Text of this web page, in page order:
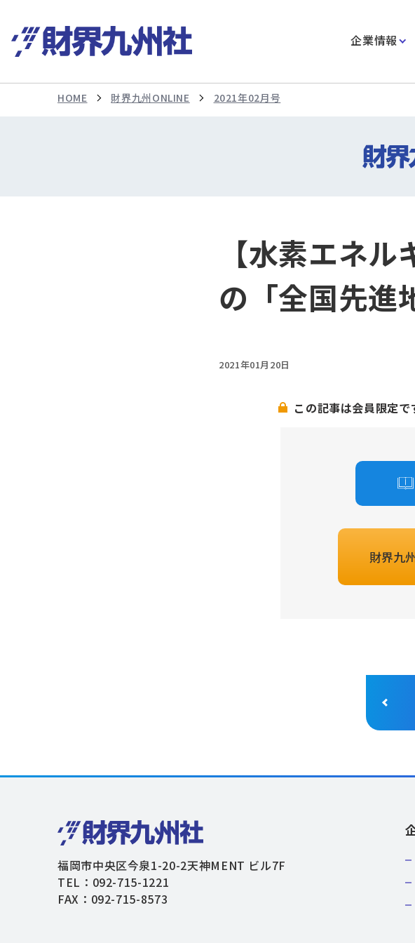
企業情報
HOME 財界九州ONLINE 2021年02月号
【水素エネ
の「全国先進
2021年01月20日
この記事は会員限定で
財界九
福岡市中央区今泉1-20-2天神MENT ビル7F
TEL：092-715-1221
FAX：092-715-8573